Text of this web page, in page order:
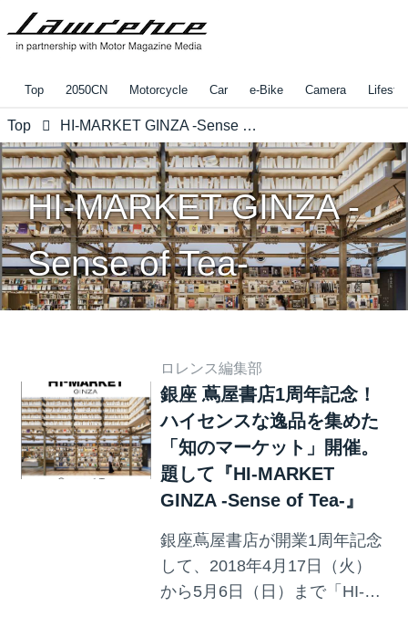
Top 2050CN Motorcycle Car e-Bike Camera
Top HI-MARKET GINZA -Sense of Tea-
HI-MARKET GINZA -
Sense of Tea-
ロレンス編集部
銀座 蔦屋書店1周年記念！
ハイセンスな逸品を集めた
「知のマーケット」開催。
題して『HI-MARKET
GINZA -Sense of Tea-』
銀座蔦屋書店が開業1周年記念
して、2018年4月17日（火）
から5月6日（日）まで「HI-